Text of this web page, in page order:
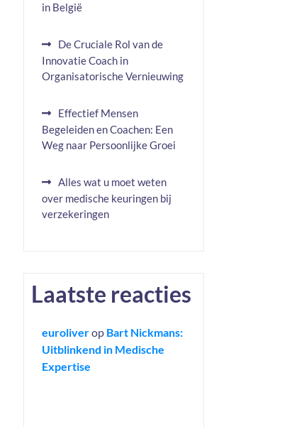
in België
De Cruciale Rol van de
Innovatie Coach in
Organisatorische Vernieuwing
Effectief Mensen
Begeleiden en Coachen: Een
Weg naar Persoonlijke Groei
Alles wat u moet weten
over medische keuringen bij
verzekeringen
Laatste reacties
euroliverop Bart Nickmans:
Uitblinkend in Medische
Expertise